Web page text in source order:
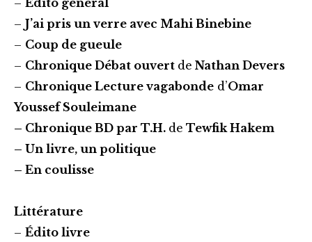
du
Peer
Gynt
en
moi!"
– J’ai pris un verre avec Mahi Binebine
– Coup de gueule
– Chronique Débat ouvert de Nathan Devers
– Chronique Lecture vagabonde d’Omar
Youssef Souleimane
– Chronique BD par T.H. de Tewfik Hakem
– Un livre, un politique
– En coulisse
Littérature
– Édito livre